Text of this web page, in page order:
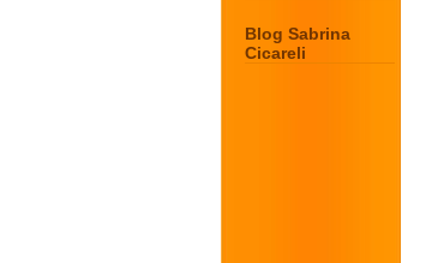
Blog Sabrina
Cicareli